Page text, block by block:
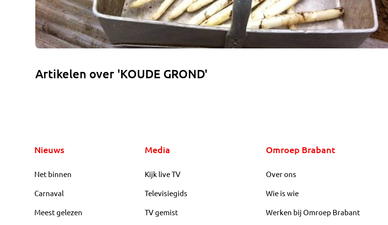
Artikelen over 'KOUDE GROND'
Nieuws
Net binnen
Carnaval
Meest gelezen
Media
Kijk live TV
Televisiegids
TV gemist
Omroep Brabant
Over ons
Wie is wie
Werken bij Omroep Brabant